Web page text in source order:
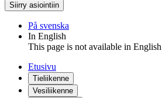
Siirry asiointiin
På svenska
In English
This page is not available in
Etusivu
Tieliikenne
Vesiliikenne